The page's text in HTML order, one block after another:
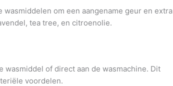
om een aangename geur en extra
tea tree, en citroenolie.
wasmiddel of direct aan de wasmachine. Dit
voordelen.